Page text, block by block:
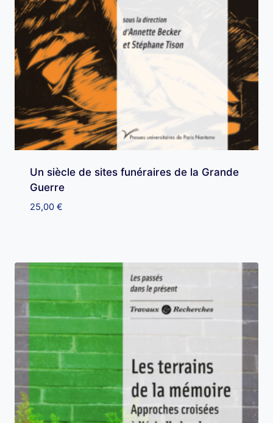
Un siècle de sites funéraires de la Grande
Guerre
25,00 €